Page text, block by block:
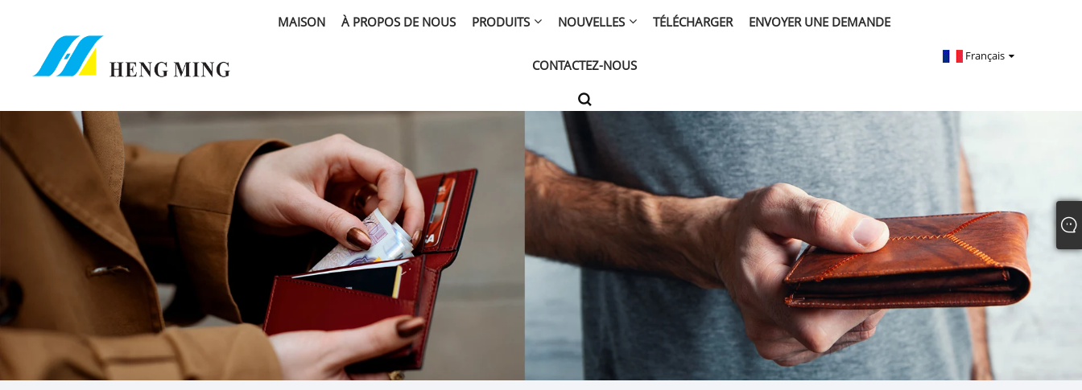
MAISON À PROPOS DE NOUS PRODUITS NOUVELLES TÉLÉCHARGER ENVOYER UNE DEMANDE
CONTACTEZ-NOUS
Français